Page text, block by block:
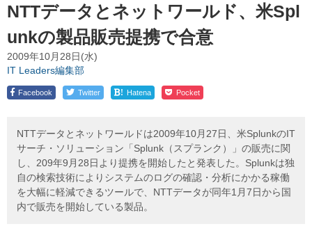
NTTデータとネットワールド、米Spl
unkの製品販売提携で合意
2009年10月28日(水)
IT Leaders編集部
Facebook Twitter ! Hatena Pocket
NTTデータとネットワールドは2009年10月27日、米SplunkのIT
サーチ・ソリューション「Splunk（スプランク）」の販売に関
し、209年9月28日より提携を開始したと発表した。Splunkは独
自の検索技術によりシステムのログの確認・分析にかかる稼働
を大幅に軽減できるツールで、NTTデータが同年1月7日から国
内で販売を開始している製品。